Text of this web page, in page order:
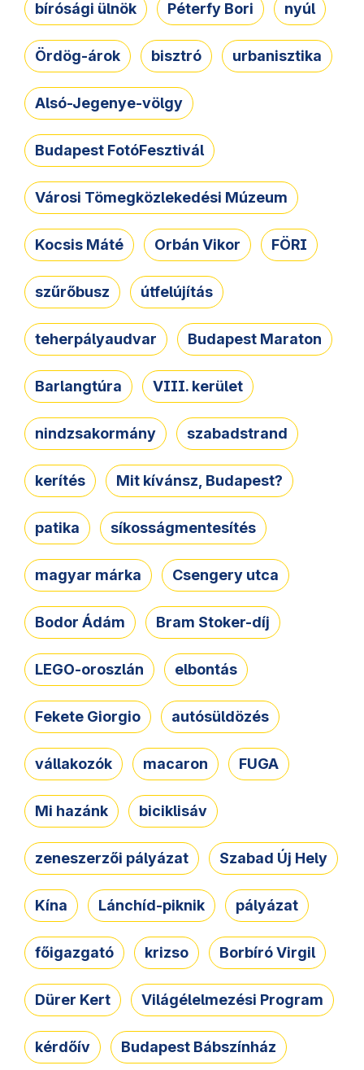
bírósági ülnök Péterfy Bori nyúl
Ördög-árok bisztró urbanisztika
Alsó-Jegenye-völgy
Budapest FotóFesztivál
Városi Tömegközlekedési Múzeum
Kocsis Máté Orbán Vikor FÖRI
szűrőbusz útfelújítás
teherpályaudvar Budapest Maraton
Barlangtúra VIII. kerület
nindzsakormány szabadstrand
kerítés Mit kívánsz, Budapest?
patika síkosságmentesítés
magyar márka Csengery utca
Bodor Ádám Bram Stoker-díj
LEGO-oroszlán elbontás
Fekete Giorgio autósüldözés
vállakozók macaron FUGA
Mi hazánk biciklisáv
zeneszerzői pályázat Szabad Új Hely
Kína Lánchíd-piknik pályázat
főigazgató krizso Borbíró Virgil
Dürer Kert Világélelmezési Program
kérdőív Budapest Bábszínház